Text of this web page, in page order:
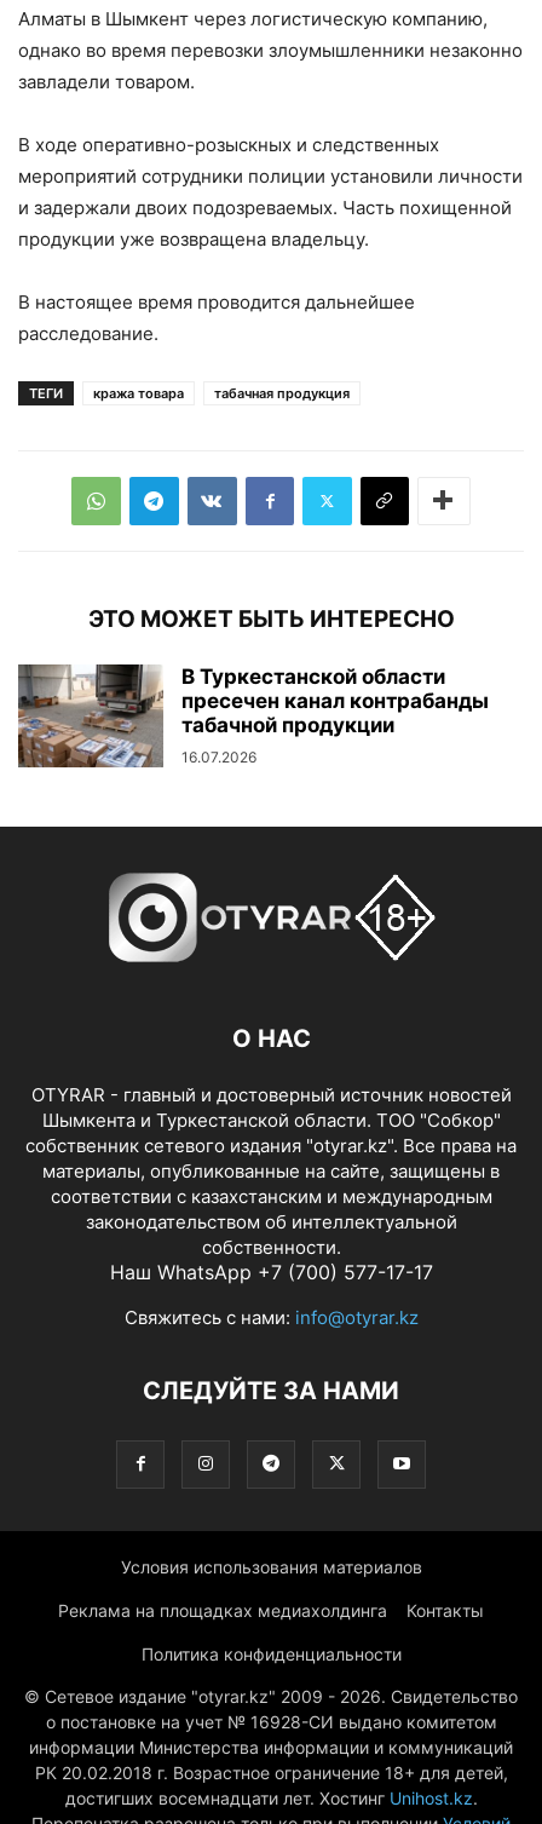
Алматы в Шымкент через логистическую компанию,
однако во время перевозки злоумышленники незаконно
завладели товаром.
В ходе оперативно-розыскных и следственных
мероприятий сотрудники полиции установили личности
и задержали двоих подозреваемых. Часть похищенной
продукции уже возвращена владельцу.
В настоящее время проводится дальнейшее
расследование.
ТЕГИ кража товара табачная продукция
ЭТО МОЖЕТ БЫТЬ ИНТЕРЕСНО
В Туркестанской области
пресечен канал контрабанды
табачной продукции
16.07.2026
О НАС
OTYRAR - главный и достоверный источник новостей
Шымкента и Туркестанской области. ТОО "Собкор"
собственник сетевого издания "otyrar.kz". Все права на
материалы, опубликованные на сайте, защищены в
соответствии с казахстанским и международным
законодательством об интеллектуальной
собственности.
Наш WhatsApp +7 (700) 577-17-17
Свяжитесь с нами: info@otyrar.kz
СЛЕДУЙТЕ ЗА НАМИ
Условия использования материалов
Реклама на площадках медиахолдинга Контакты
Политика конфиденциальности
© Сетевое издание "otyrar.kz" 2009 - 2026. Свидетельство
о постановке на учет № 16928-СИ выдано комитетом
информации Министерства информации и коммуникаций
РК 20.02.2018 г. Возрастное ограничение 18+ для детей,
достигших восемнадцати лет. Хостинг Unihost.kz.